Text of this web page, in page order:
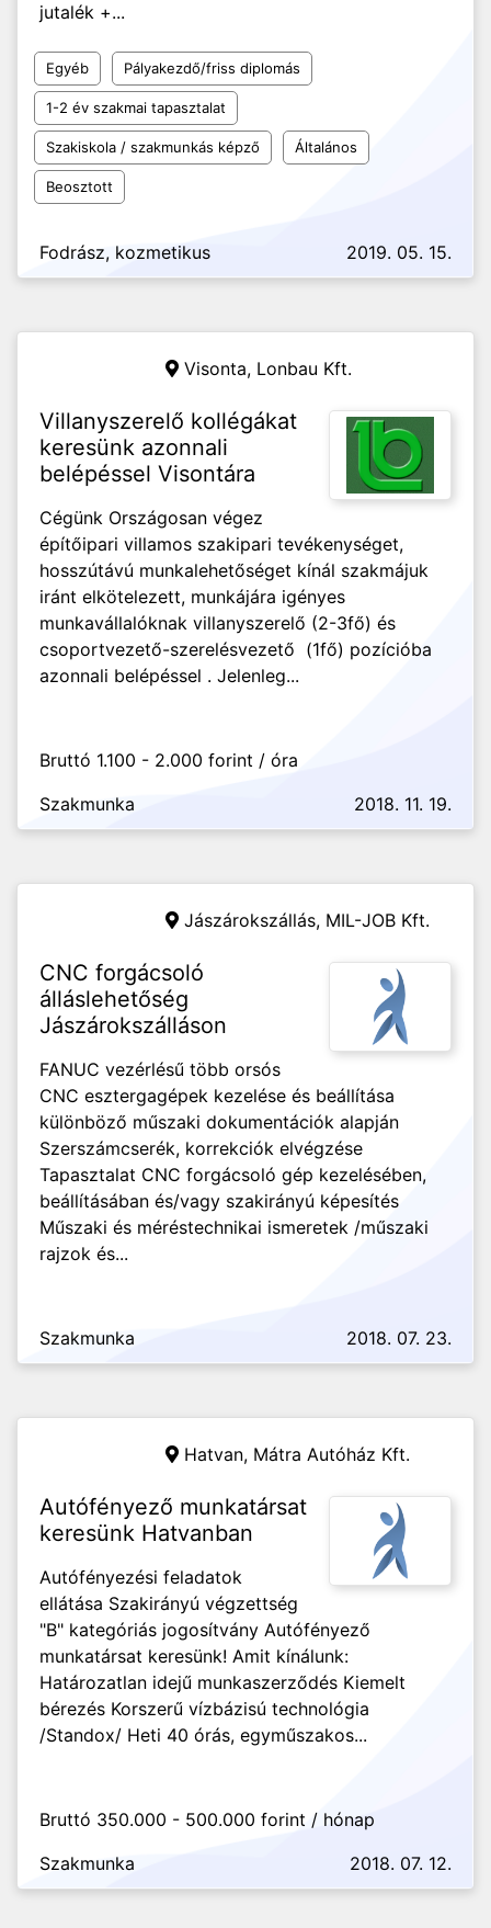
jutalék +...
Egyéb Pályakezdő/friss diplomás
1-2 év szakmai tapasztalat
Szakiskola / szakmunkás képző Általános
Beosztott
Fodrász, kozmetikus 2019. 05. 15.
Visonta, Lonbau Kft.
Villanyszerelő kollégákat
keresünk azonnali
belépéssel Visontára
Cégünk Országosan végez
építőipari villamos szakipari tevékenységet,
hosszútávú munkalehetőséget kínál szakmájuk
iránt elkötelezett, munkájára igényes
munkavállalóknak villanyszerelő (2-3fő) és
csoportvezető-szerelésvezető (1fő) pozícióba
azonnali belépéssel . Jelenleg...
Bruttó 1.100 - 2.000 forint / óra
Szakmunka
2018. 11. 19.
Jászárokszállás, MIL-JOB Kft.
CNC forgácsoló
álláslehetőség
Jászárokszálláson
FANUC vezérlésű több orsós
CNC esztergagépek kezelése és beállítása
különböző műszaki dokumentációk alapján
Szerszámcserék, korrekciók elvégzése
Tapasztalat CNC forgácsoló gép kezelésében,
beállításában és/vagy szakirányú képesítés
Műszaki és méréstechnikai ismeretek /műszaki
rajzok és...
Szakmunka 2018. 07. 23.
Hatvan, Mátra Autóház Kft.
Autófényező munkatársat
keresünk Hatvanban
Autófényezési feladatok
ellátása Szakirányú végzettség
"B" kategóriás jogosítvány Autófényező
munkatársat keresünk! Amit kínálunk:
Határozatlan idejű munkaszerződés Kiemelt
bérezés Korszerű vízbázisú technológia
/Standox/ Heti 40 órás, egyműszakos...
Bruttó 350.000 - 500.000 forint / hónap
Szakmunka
2018. 07. 12.